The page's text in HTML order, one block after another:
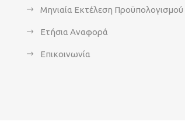
Μηνιαία Εκτέλεση Προϋπολογισμού
Ετήσια Αναφορά
Επικοινωνία